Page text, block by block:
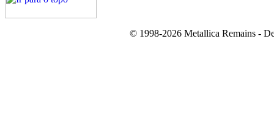
© 1998-2026 Metallica Remains -